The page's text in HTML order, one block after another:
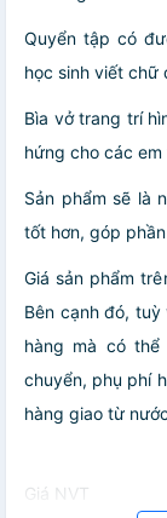
Quyển tập có
học sinh viết chữ
Bìa vở trang trí
hứng cho các
Sản phẩm sẽ là
tốt hơn, góp
Giá sản phẩm
Bên cạnh đó,
hàng mà có
chuyển, phụ phí
hàng giao từ
Giá NVT